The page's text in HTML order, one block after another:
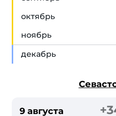
октябрь
ноябрь
декабрь
9 августа